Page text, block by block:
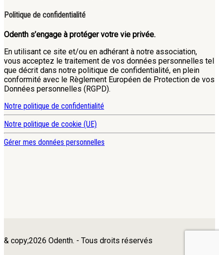
Politique de confidentialité
Odenth s’engage à protéger votre vie privée.
En utilisant ce site et/ou en adhérant à notre association,
vous acceptez le traitement de vos données personnelles tel
que décrit dans notre politique de confidentialité, en plein
conformité avec le Règlement Européen de Protection de vos
Données personnelles (RGPD).
Notre politique de confidentialité
Notre politique de cookie (UE)
Gérer mes données personnelles
& copy;2026 Odenth. - Tous droits réservés